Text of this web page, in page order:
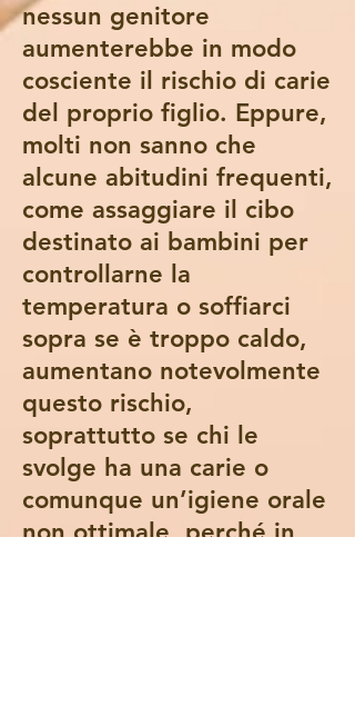
nessun genitore
aumenterebbe in modo
cosciente il rischio di carie
del proprio figlio. Eppure,
molti non sanno che
alcune abitudini frequenti,
come assaggiare il cibo
destinato ai bambini per
controllarne la
temperatura o soffiarci
sopra se è troppo caldo,
aumentano notevolmente
questo rischio,
soprattutto se chi le
svolge ha una carie o
comunque un’igiene orale
non ottimale, perché in